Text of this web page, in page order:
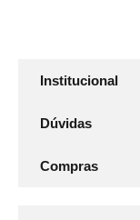
Institucional
Dúvidas
Compras